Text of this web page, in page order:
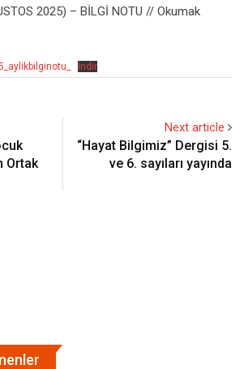
2025) – BİLGİ NOTU // Okumak
İndir
Ortak
Next article
“Hayat Bilgimiz” Dergisi 5.
ve 6. sayıları yayında